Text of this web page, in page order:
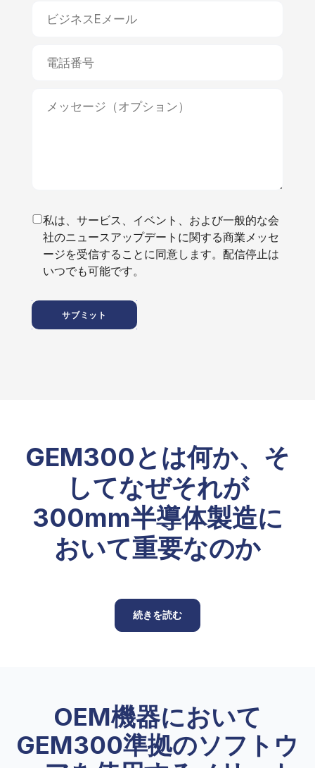
私は、サービス、イベント、および一般的な会
社のニュースアップデートに関する商業メッセ
ージを受信することに同意します。配信停止は
いつでも可能です。
サブミット
GEM300とは何か、そ
してなぜそれが
300mm半導体製造に
おいて重要なのか
続きを読む
OEM機器において
GEM300準拠のソフトウ